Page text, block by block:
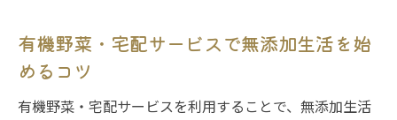
有機野菜・宅配サービスで無添加生活を始
めるコツ
有機野菜・宅配サービスを利用することで、無添加生活